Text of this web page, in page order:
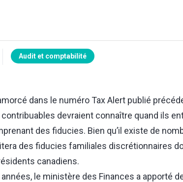
Audit et comptabilité
dans le numéroTax Alertpublié
devraient connaître quand ils
des fiducies. Bien qu’il existe de
des fiducies familiales discrétionnaires
canadiens.
le ministère des Finances a apporté